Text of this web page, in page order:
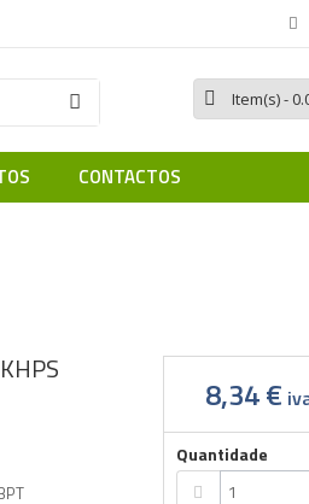
Item(s)-
CONTACTOS
8,34 €
Quantidade